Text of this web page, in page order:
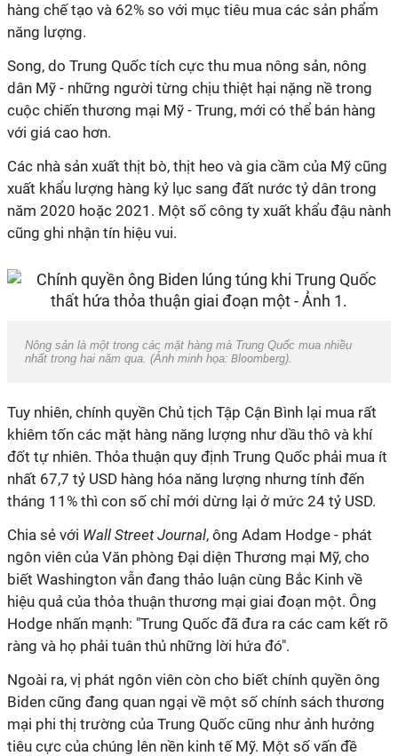
hàng chế tạo và 62% so với mục tiêu mua các sản phẩm
năng lượng.
Song, do Trung Quốc tích cực thu mua nông sản, nông
dân Mỹ - những người từng chịu thiệt hại nặng nề trong
cuộc chiến thương mại Mỹ - Trung, mới có thể bán hàng
với giá cao hơn.
Các nhà sản xuất thịt bò, thịt heo và gia cầm của Mỹ cũng
xuất khẩu lượng hàng kỷ lục sang đất nước tỷ dân trong
năm 2020 hoặc 2021. Một số công ty xuất khẩu đậu nành
cũng ghi nhận tín hiệu vui.
Nông sản là một trong các mặt hàng mà Trung Quốc mua nhiều
nhất trong hai năm qua. (Ảnh minh họa: Bloomberg).
Tuy nhiên, chính quyền Chủ tịch Tập Cận Bình lại mua rất
khiêm tốn các mặt hàng năng lượng như dầu thô và khí
đốt tự nhiên. Thỏa thuận quy định Trung Quốc phải mua ít
nhất 67,7 tỷ USD hàng hóa năng lượng nhưng tính đến
tháng 11% thì con số chỉ mới dừng lại ở mức 24 tỷ USD.
Chia sẻ với Wall Street Journal, ông Adam Hodge - phát
ngôn viên của Văn phòng Đại diện Thương mại Mỹ, cho
biết Washington vẫn đang thảo luận cùng Bắc Kinh về
hiệu quả của thỏa thuận thương mại giai đoạn một. Ông
Hodge nhấn mạnh: "Trung Quốc đã đưa ra các cam kết rõ
ràng và họ phải tuân thủ những lời hứa đó".
Ngoài ra, vị phát ngôn viên còn cho biết chính quyền ông
Biden cũng đang quan ngại về một số chính sách thương
mại phi thị trường của Trung Quốc cũng như ảnh hưởng
tiêu cực của chúng lên nền kinh tế Mỹ. Một số vấn đề